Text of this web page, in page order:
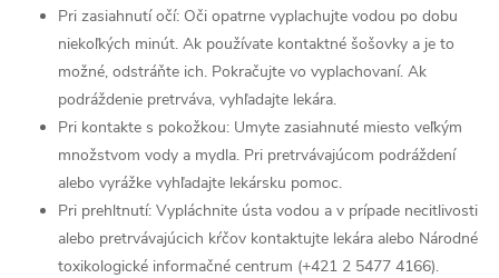
Pri zasiahnutí očí: Oči opatrne vyplachujte vodou po dobu
niekoľkých minút. Ak používate kontaktné šošovky a je to
možné, odstráňte ich. Pokračujte vo vyplachovaní. Ak
podráždenie pretrváva, vyhľadajte lekára.
Pri kontakte s pokožkou: Umyte zasiahnuté miesto veľkým
množstvom vody a mydla. Pri pretrvávajúcom podráždení
alebo vyrážke vyhľadajte lekársku pomoc.
Pri prehltnutí: Vypláchnite ústa vodou a v prípade necitlivosti
alebo pretrvávajúcich kŕčov kontaktujte lekára alebo Národné
toxikologické informačné centrum (+421 2 5477 4166).